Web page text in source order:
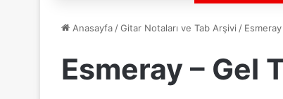
Anasayfa /Gitar Notaları ve Tab Arşivi /
Esmeray – Gel